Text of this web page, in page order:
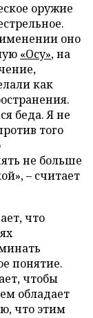
оружие
оно
«Осу», на
как
беда. Я не
того
не больше
– считает
что
понятие.
чтобы
обладает
что этим